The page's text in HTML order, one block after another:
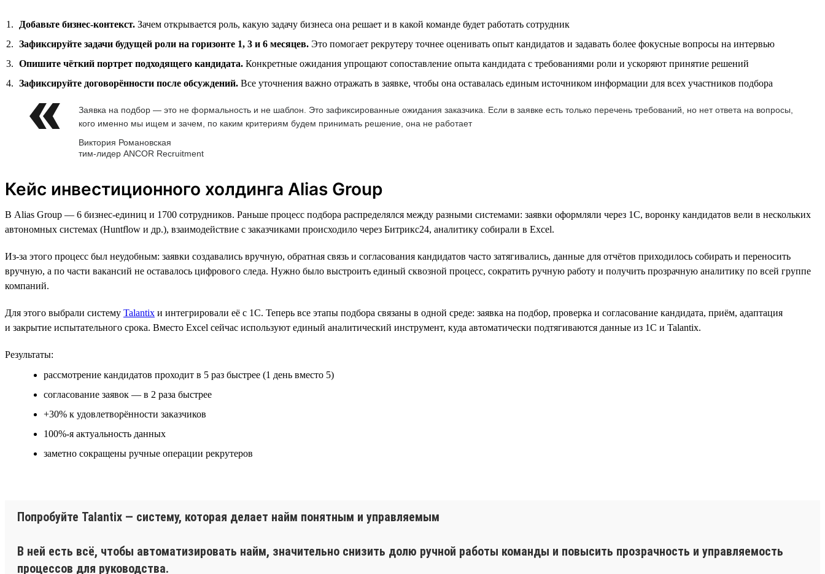
Добавьте бизнес-контекст. Зачем открывается роль, какую задачу бизнеса она решает и в какой команде будет работать сотрудник
Зафиксируйте задачи будущей роли на горизонте 1, 3 и 6 месяцев. Это помогает рекрутеру точнее оценивать опыт кандидатов и задавать более фокусные вопросы на интервью
Опишите чёткий портрет подходящего кандидата. Конкретные ожидания упрощают сопоставление опыта кандидата с требованиями роли и ускоряют принятие решений
Зафиксируйте договорённости после обсуждений. Все уточнения важно отражать в заявке, чтобы она оставалась единым источником информации для всех участников подбора
Заявка на подбор — это не формальность и не шаблон. Это зафиксированные ожидания заказчика. Если в заявке есть только перечень требований, но нет ответа на вопросы,
кого именно мы ищем и зачем, по каким критериям будем принимать решение, она не работает
Виктория Романовская
тим-лидер ANCOR Recruitment
Кейс инвестиционного холдинга Alias Group
В Alias Group — 6 бизнес-единиц и 1700 сотрудников. Раньше процесс подбора распределялся между разными системами: заявки оформляли через 1С, воронку кандидатов вели в нескольких
автономных системах (Huntflow и др.), взаимодействие с заказчиками происходило через Битрикс24, аналитику собирали в Excel.
Из-за этого процесс был неудобным: заявки создавались вручную, обратная связь и согласования кандидатов часто затягивались, данные для отчётов приходилось собирать и переносить
вручную, а по части вакансий не оставалось цифрового следа. Нужно было выстроить единый сквозной процесс, сократить ручную работу и получить прозрачную аналитику по всей группе
компаний.
Для этого выбрали систему Talantix и интегрировали её с 1С. Теперь все этапы подбора связаны в одной среде: заявка на подбор, проверка и согласование кандидата, приём, адаптация
и закрытие испытательного срока. Вместо Excel сейчас используют единый аналитический инструмент, куда автоматически подтягиваются данные из 1С и Talantix.
Результаты:
рассмотрение кандидатов проходит в 5 раз быстрее (1 день вместо 5)
согласование заявок — в 2 раза быстрее
+30% к удовлетворённости заказчиков
100%-я актуальность данных
заметно сокращены ручные операции рекрутеров
Попробуйте Talantix — систему, которая делает найм понятным и управляемым
В ней есть всё, чтобы автоматизировать найм, значительно снизить долю ручной работы команды и повысить прозрачность и управляемость
процессов для руководства.